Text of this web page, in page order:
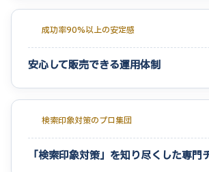
成功率90%以上の安定感
安心して販売できる運用体制
検索印象対策のプロ集団
「検索印象対策」を知り尽くした専門